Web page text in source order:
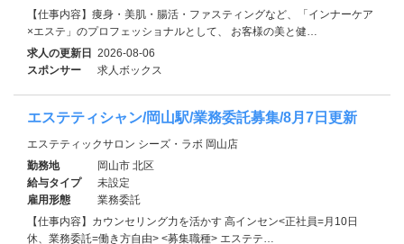
【仕事内容】痩身・美肌・腸活・ファスティングなど、「インナーケア
×エステ」のプロフェッショナルとして、 お客様の美と健…
求人の更新日 2026-08-06
スポンサー
求人ボックス
エステティシャン/岡山駅/業務委託募集/8月7日更新
エステティックサロン シーズ・ラボ 岡山店
勤務地
岡山市 北区
給与タイプ
未設定
雇用形態
業務委託
【仕事内容】カウンセリング力を活かす 高インセン<正社員=月10日
休、業務委託=働き方自由> <募集職種> エステテ…